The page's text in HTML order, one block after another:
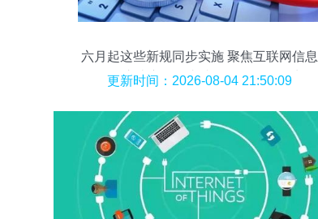
六月起这些新规同步实施 聚焦互联网信息
服务，这些变化将直接影响你的网络生活
更新时间：2026-08-04 21:50:09